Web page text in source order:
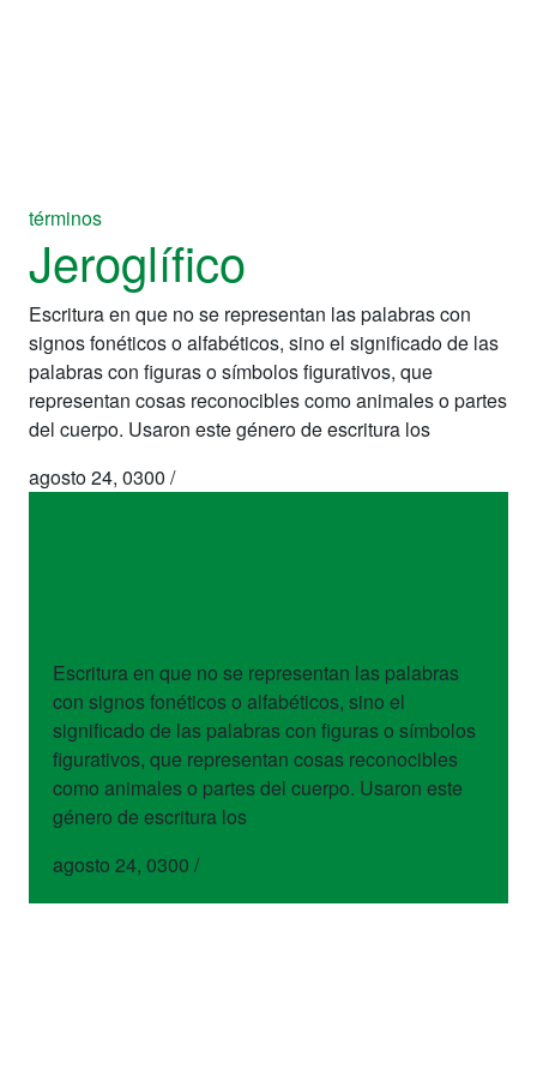
términos
Jeroglífico
Escritura en que no se representan las palabras con
signos fonéticos o alfabéticos, sino el significado de las
palabras con figuras o símbolos figurativos, que
representan cosas reconocibles como animales o partes
del cuerpo. Usaron este género de escritura los
agosto 24, 0300 /
Escritura en que no se representan las palabras
con signos fonéticos o alfabéticos, sino el
significado de las palabras con figuras o símbolos
figurativos, que representan cosas reconocibles
como animales o partes del cuerpo. Usaron este
género de escritura los
agosto 24, 0300 /